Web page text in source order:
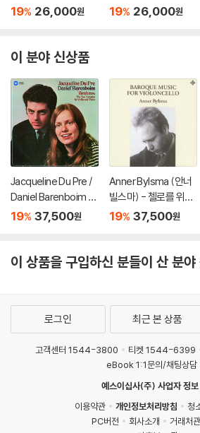
(Vierne: Piano Work
19% 26,000원
바이올린 소나타집 (M
19% 26,000원
이 분야 신상품
Jacqueline Du Pre /
Daniel Barenboim 브
람스: 첼로 소나타 (Bra
D Hybrid]
19% 37,500원
Anner Bylsma (안너
빌스마) - 첼로를 위한
바로크 음악 (Italian B
19% 37,500원
이 상품을 구입하신 분들이 산 분야
로그인 최근 본 상품
고객센터 1544-3800 티켓 1544-6399
eBook 1:1문의/채팅상담
예스이십사(주) 사업자 정보
이용약관
개인정보처리방침
청
PC버전
회사소개
거래처